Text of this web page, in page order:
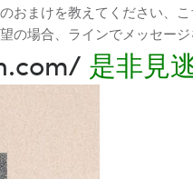
まけを教えてください、
の場合、ラインでメッセー
是非見